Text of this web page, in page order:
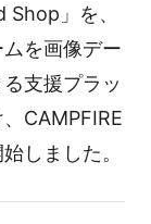
」を、
を画像デー
支援プラッ
CAMPFIRE
しました。